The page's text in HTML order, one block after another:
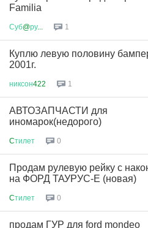
Familia
Суб@ру... 1
Куплю левую половину
2001г.
никсон422 1
АВТОЗАПЧАСТИ для
иномарок(недорого)
Cтилет 0
Продам рулевую рейку с
на ФОРД ТАУРУС-Е (новая)
Cтилет 0
продам ГУР для ford mondeo